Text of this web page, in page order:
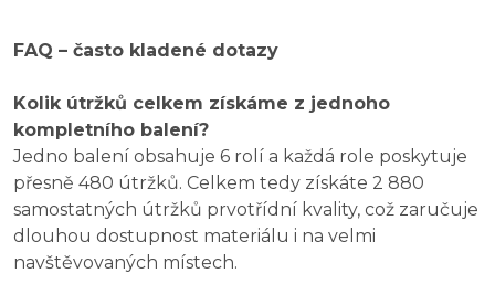
FAQ – často kladené dotazy
Kolik útržků celkem získáme z jednoho
kompletního balení?
Jedno balení obsahuje 6 rolí a každá role poskytuje
přesně 480 útržků. Celkem tedy získáte 2 880
samostatných útržků prvotřídní kvality, což zaručuje
dlouhou dostupnost materiálu i na velmi
navštěvovaných místech.